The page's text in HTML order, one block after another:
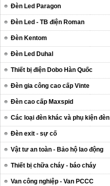
Đèn Led Paragon
Đèn Led - TB điện Roman
Đèn Kentom
Đèn Led Duhal
Thiết bị điện Dobo Hàn Quốc
Đèn gia công cao cấp Vinte
Đèn cao cấp Maxspid
Các loại đèn khác và phụ kiện đèn
Đèn exit - sự cố
Vật tư an toàn - Bảo hộ lao động
Thiết bị chữa cháy - báo cháy
Van công nghiệp - Van PCCC